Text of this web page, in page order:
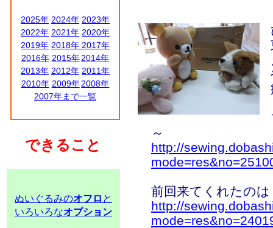
2025年 2024年 2023年
2022年 2021年 2020年
2019年 2018年 2017年
2016年 2015年 2014年
2013年 2012年 2011年
2010年 2009年 2008年
2007年まで一覧
できること
ぬいぐるみのオフロ と
いろいろなオプション
～
http://
前回来てくれたの
http://